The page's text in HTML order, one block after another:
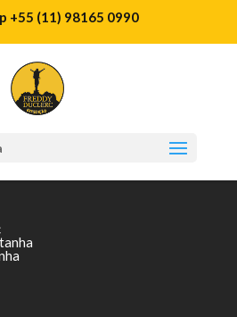
+55 (11) 98165 0990